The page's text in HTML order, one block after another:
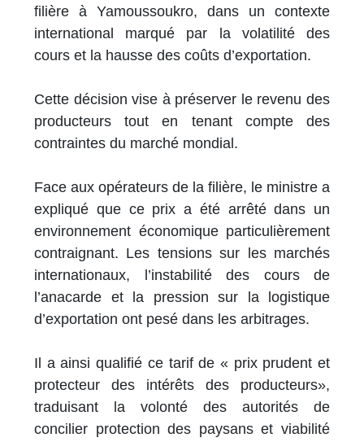
filière à Yamoussoukro, dans un contexte
international marqué par la volatilité des
cours et la hausse des coûts d’exportation.
Cette décision vise à préserver le revenu des
producteurs tout en tenant compte des
contraintes du marché mondial.
Face aux opérateurs de la filière, le ministre a
expliqué que ce prix a été arrêté dans un
environnement économique particulièrement
contraignant. Les tensions sur les marchés
internationaux, l’instabilité des cours de
l’anacarde et la pression sur la logistique
d’exportation ont pesé dans les arbitrages.
Il a ainsi qualifié ce tarif de « prix prudent et
protecteur des intérêts des producteurs»,
traduisant la volonté des autorités de
concilier protection des paysans et viabilité